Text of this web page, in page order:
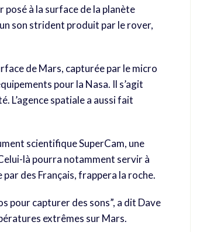
à la surface de la planète
son strident produit par le rover,
de Mars, capturée par le micro
pour la Nasa. Il s’agit
L’agence spatiale a aussi fait
scientifique SuperCam, une
là pourra notamment servir à
des Français, frappera la roche.
pour capturer des sons”, a dit Dave
extrêmes sur Mars.